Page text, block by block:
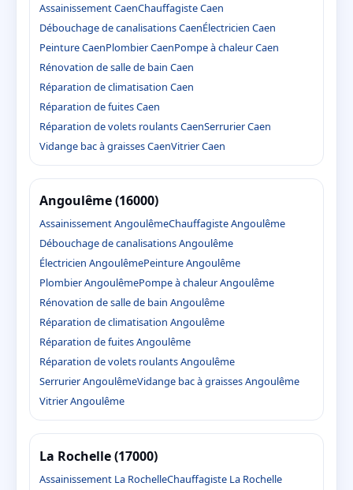
Assainissement CaenChauffagiste Caen
Débouchage de canalisations CaenÉlectricien Caen
Peinture CaenPlombier CaenPompe à chaleur Caen
Rénovation de salle de bain Caen
Réparation de climatisation Caen
Réparation de fuites Caen
Réparation de volets roulants CaenSerrurier Caen
Vidange bac à graisses CaenVitrier Caen
Angoulême (16000)
Assainissement AngoulêmeChauffagiste Angoulême
Débouchage de canalisations Angoulême
Électricien AngoulêmePeinture Angoulême
Plombier AngoulêmePompe à chaleur Angoulême
Rénovation de salle de bain Angoulême
Réparation de climatisation Angoulême
Réparation de fuites Angoulême
Réparation de volets roulants Angoulême
Serrurier AngoulêmeVidange bac à graisses Angoulême
Vitrier Angoulême
La Rochelle (17000)
Assainissement La RochelleChauffagiste La Rochelle